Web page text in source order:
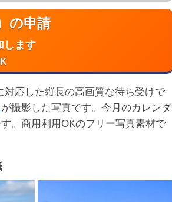
の申請
します
応した縦長の高画質な待ち受けで
が撮影した写真です。今月のカレンダ
。商用利用OKのフリー写真素材で